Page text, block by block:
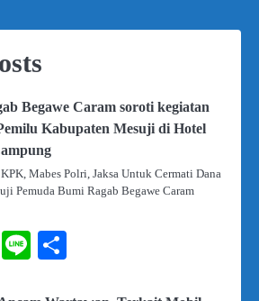
Begawe Caram soroti kegiatan
Kabupaten Mesuji di Hotel
Mabes Polri, Jaksa Untuk Cermati Dana
Pemuda Bumi Ragab Begawe Caram
X Line